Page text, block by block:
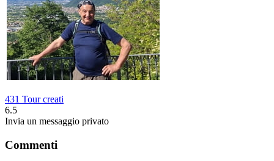
431 Tour creati
6.5
Invia un messaggio privato
Commenti